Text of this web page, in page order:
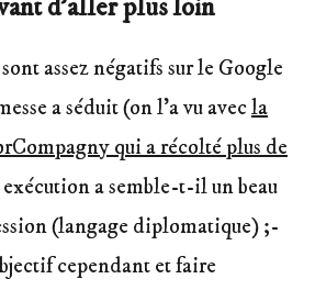
d’aller plus loin
assez négatifs sur le Google
a séduit (on l’a vu avecla
qui a récolté plus de
a semble-t-il un beau
(langage diplomatique) ;-
cependant et faire